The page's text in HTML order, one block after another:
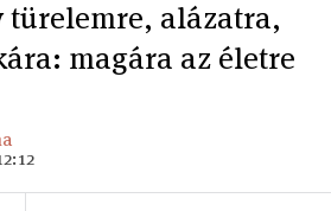
türelemre, alázatra,
magára az életre